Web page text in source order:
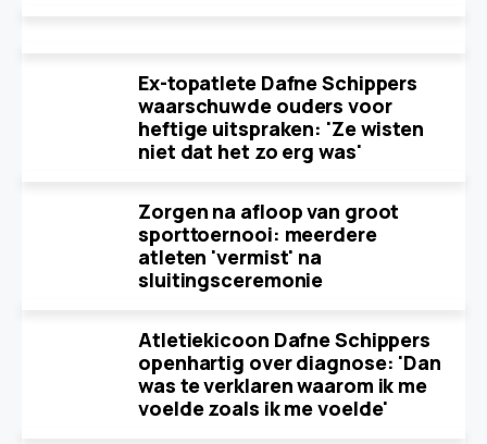
Ex-topatlete Dafne Schippers
waarschuwde ouders voor
heftige uitspraken: 'Ze wisten
niet dat het zo erg was'
Zorgen na afloop van groot
sporttoernooi: meerdere
atleten 'vermist' na
sluitingsceremonie
Atletiekicoon Dafne Schippers
openhartig over diagnose: 'Dan
was te verklaren waarom ik me
voelde zoals ik me voelde'